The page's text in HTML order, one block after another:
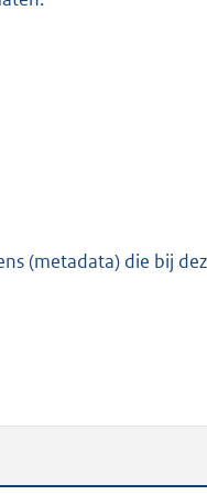
(metadata) die bij